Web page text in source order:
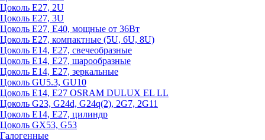
Цоколь Е27, 2U
Цоколь Е27, 3U
Цоколь Е27, Е40, мощные от 36Вт
Цоколь Е27, компактные (5U, 6U, 8U)
Цоколь Е14, Е27, свечеобразные
Цоколь Е14, Е27, шарообразные
Цоколь Е14, Е27, зеркальные
Цоколь GU5.3, GU10
Цоколь Е14, Е27 OSRAM DULUX EL LL
Цоколь G23, G24d, G24q(2), 2G7, 2G11
Цоколь Е14, Е27, цилиндр
Цоколь GX53, G53
Галогенные